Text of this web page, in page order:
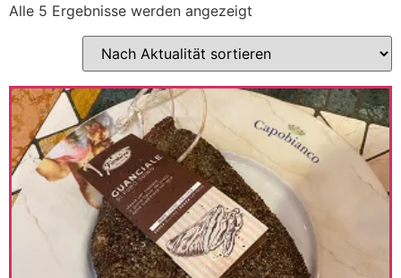
Alle 5 Ergebnisse werden angezeigt